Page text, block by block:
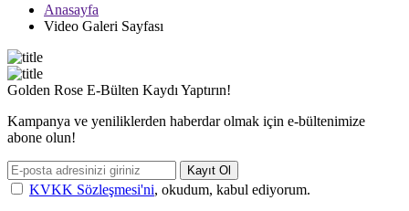
Anasayfa
Video Galeri Sayfası
Golden Rose E-Bülten Kaydı Yaptırın!
Kampanya ve yeniliklerden haberdar olmak için e-bültenimize
abone olun!
Kayıt Ol
KVKK Sözleşmesi'ni, okudum, kabul ediyorum.